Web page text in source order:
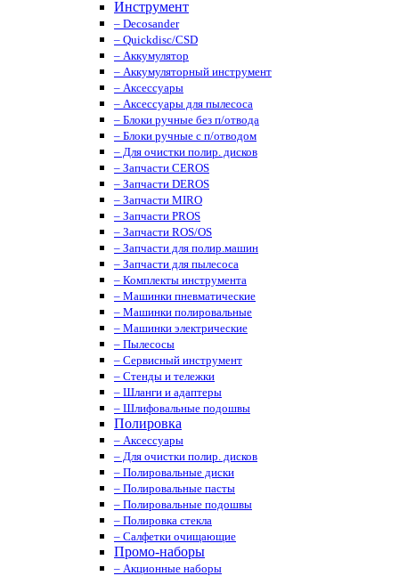
Инструмент
– Decosander
– Quickdisc/CSD
– Аккумулятор
– Аккумуляторный инструмент
– Аксессуары
– Аксессуары для пылесоса
– Блоки ручные без п/отвода
– Блоки ручные с п/отводом
– Для очистки полир. дисков
– Запчасти CEROS
– Запчасти DEROS
– Запчасти MIRO
– Запчасти PROS
– Запчасти ROS/OS
– Запчасти для полир.машин
– Запчасти для пылесоса
– Комплекты инструмента
– Машинки пневматические
– Машинки полировальные
– Машинки электрические
– Пылесосы
– Сервисный инструмент
– Стенды и тележки
– Шланги и адаптеры
– Шлифовальные подошвы
Полировка
– Аксессуары
– Для очистки полир. дисков
– Полировальные диски
– Полировальные пасты
– Полировальные подошвы
– Полировка стекла
– Салфетки очищающие
Промо-наборы
– Акционные наборы